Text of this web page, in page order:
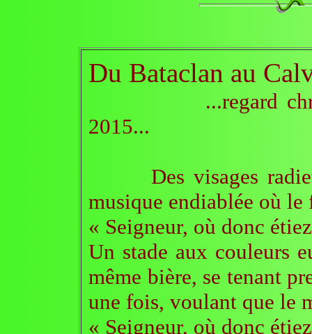
Du Bataclan au
...regard chrétien
2015...
Des visages
musique endiablée où
« Seigneur, où donc
Un stade aux couleurs
même bière, se tenant
une fois, voulant que le
« Seigneur, où donc